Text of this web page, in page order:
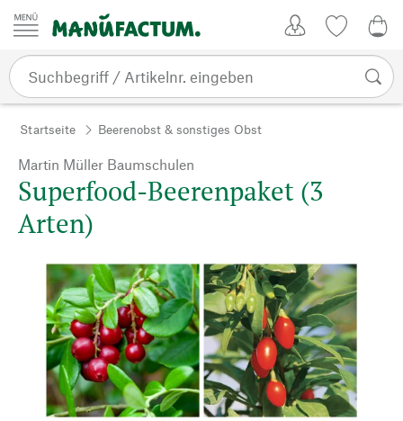
Zum Inhalt springen
Startseite Beerenobst & sonstiges Obst
Martin Müller Baumschulen
Superfood-Beerenpaket (3
Arten)